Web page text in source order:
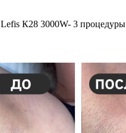
Lefis К28 3000W- 3 процедуры